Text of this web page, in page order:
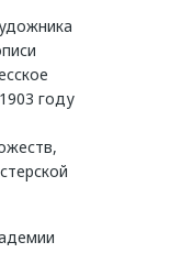
году